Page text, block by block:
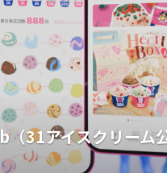
（31アイスクリーム